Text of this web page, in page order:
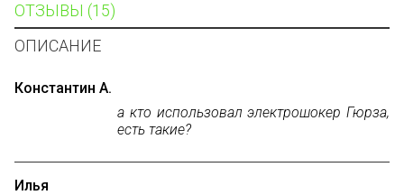
ОТЗЫВЫ (15)
ОПИСАНИЕ
Константин А.
а кто использовал электрошокер Гюрза,
есть такие?
Илья